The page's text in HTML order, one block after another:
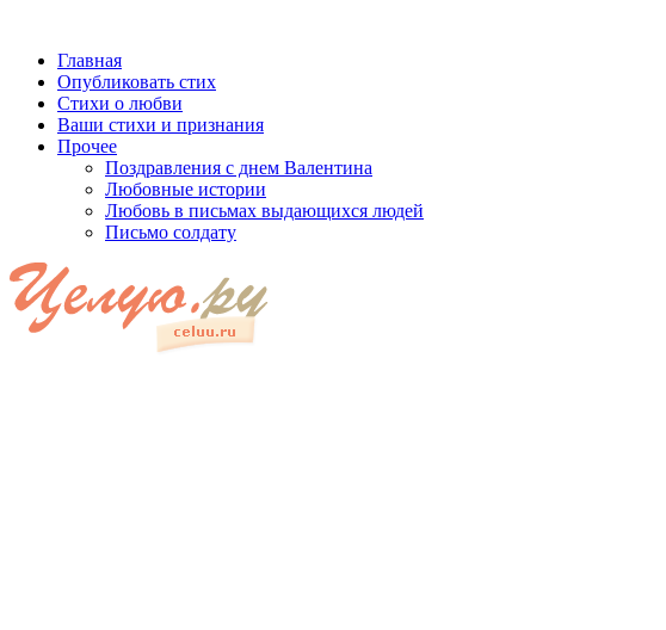
Главная
Опубликовать стих
Стихи о любви
Ваши стихи и признания
Прочее
Поздравления с днем Валентина
Любовные истории
Любовь в письмах выдающихся людей
Письмо солдату